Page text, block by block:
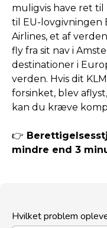
muligvis have ret
til EU-lovgivningen
Airlines, et af
fly fra sit nav i
destinationer i
verden. Hvis dit
forsinket, blev
kan du kræve
👉
mindre end 3
Hvilket problem